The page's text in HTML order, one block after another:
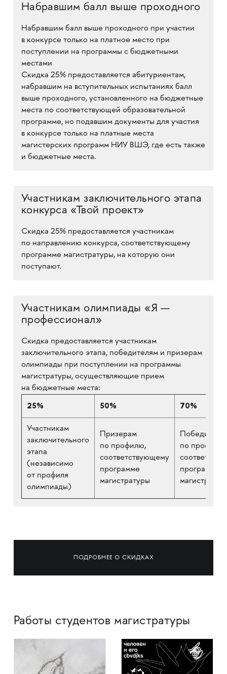
Набравшим балл выше проходного
Набравшим балл выше проходного при участии
в конкурсе только на платное место при
поступлении на программы с бюджетными
местами
Скидка 25% предоставляется абитуриентам,
набравшим на вступительных испытаниях балл
выше проходного, установленного на бюджетные
места по соответствующей образовательной
программе, но подавшим документы для участия
в конкурсе только на платные места
магистерских программ НИУ ВШЭ, где есть также
и бюджетные места.
Участникам заключительного этапа
конкурса «Твой проект»
Скидка 25% предоставляется участникам
по направлению конкурса, соответствующему
программе магистратуры, на которую они
поступают.
Участникам олимпиады «Я —
профессионал»
Скидка предоставляется участникам
заключительного этапа, победителям и призерам
олимпиады при поступлении на программы
магистратуры, осуществляющие прием
на бюджетные места:
25% 50% 70%
Участникам
заключительного
этапа
(независимо
от профиля
олимпиады)
Призерам
по профилю,
соответствующему
программе
магистратуры
по профилю,
программе
ПОДРОБНЕЕ О СКИДКАХ
Работы студентов магистратуры